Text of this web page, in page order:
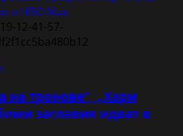
в HBO Max
на тронове“, „Хари
заглавия идват в